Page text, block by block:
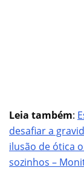
Leia também:
desafiar a
ilusão de ótica
sozinhos –